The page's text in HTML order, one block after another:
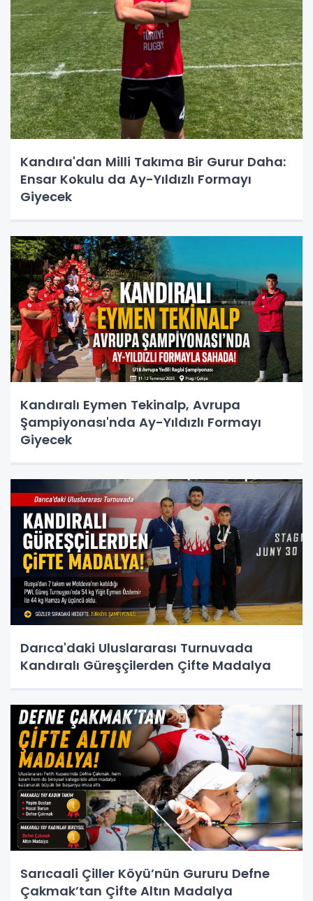
Kandıra'dan Milli Takıma Bir Gurur Daha:
Ensar Kokulu da Ay-Yıldızlı Formayı
Giyecek
Kandıralı Eymen Tekinalp, Avrupa
Şampiyonası'nda Ay-Yıldızlı Formayı
Giyecek
Darıca'daki Uluslararası Turnuvada
Kandıralı Güreşçilerden Çifte Madalya
Sarıcaali Çiller Köyü’nün Gururu Defne
Çakmak’tan Çifte Altın Madalya